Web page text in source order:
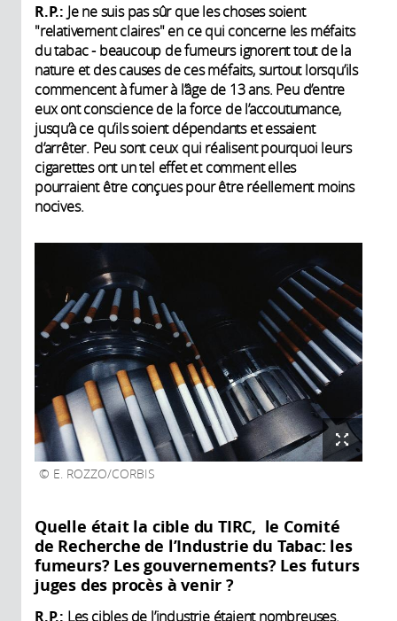
R.P.: Je ne suis pas sûr que les choses soient
"relativement claires" en ce qui concerne les méfaits
du tabac - beaucoup de fumeurs ignorent tout de la
nature et des causes de ces méfaits, surtout lorsqu’ils
commencent à fumer à l’âge de 13 ans. Peu d’entre
eux ont conscience de la force de l’accoutumance,
jusqu’à ce qu’ils soient dépendants et essaient
d’arrêter. Peu sont ceux qui réalisent pourquoi leurs
cigarettes ont un tel effet et comment elles
pourraient être conçues pour être réellement moins
nocives.
E. ROZZO/CORBIS
Quelle était la cible du TIRC, le Comité
de Recherche de l’Industrie du Tabac: les
fumeurs? Les gouvernements? Les futurs
juges des procès à venir ?
R.P.: Les cibles de l’industrie étaient nombreuses.